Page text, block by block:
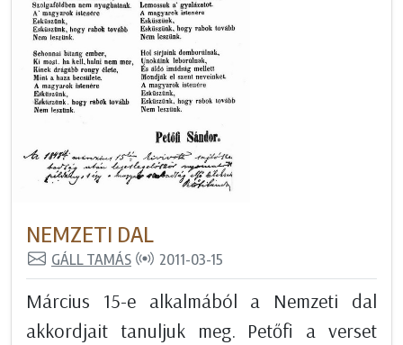
NEMZETI DAL
GÁLL TAMÁS 2011-03-15
Március 15-e alkalmából a Nemzeti dal
akkordjait tanuljuk meg. Petőfi a verset